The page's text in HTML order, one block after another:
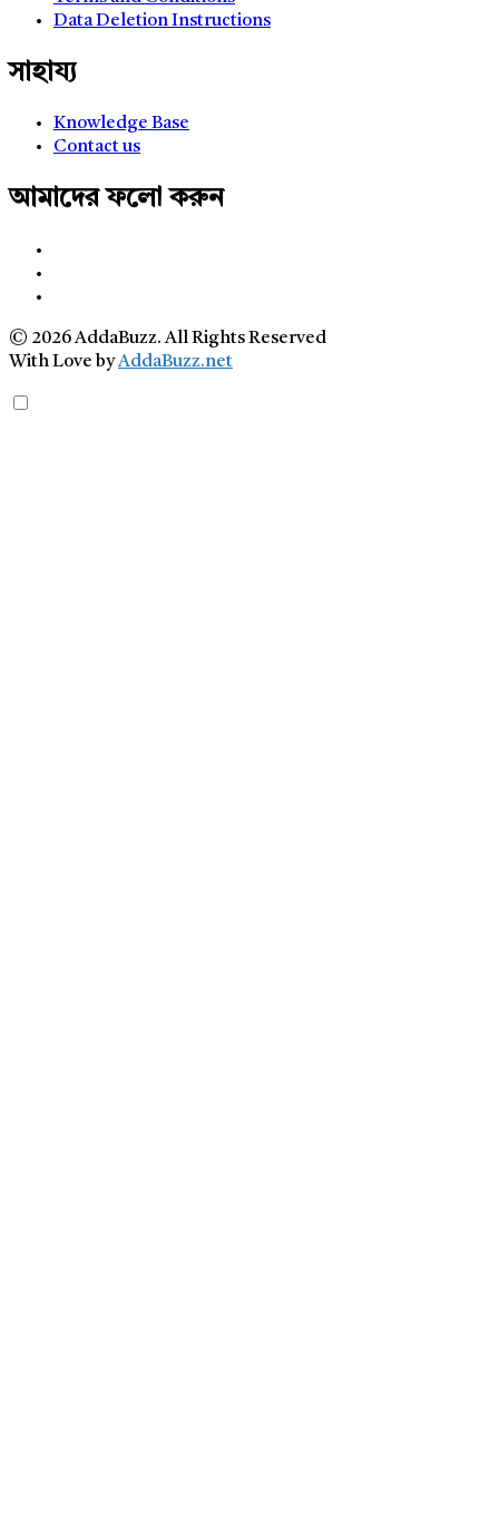
Data Deletion Instructions
সাহায্য
Knowledge Base
Contact us
আমাদের ফলো করুন
© 2026 AddaBuzz. All Rights Reserved
With Love byAddaBuzz.net